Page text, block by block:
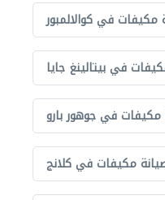
في كوالالمبور
في بيتالينغ جايا
في جوهور بارو
مكيفات في كلانج